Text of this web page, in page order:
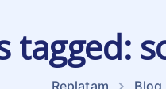
tagged:
Replatam Blog